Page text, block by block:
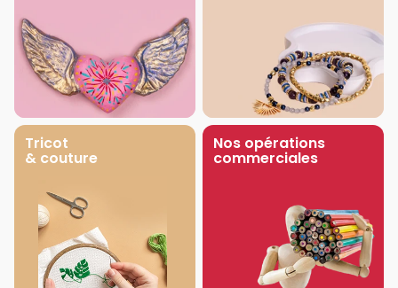
Tricot
& couture
Nos opérations
commerciales